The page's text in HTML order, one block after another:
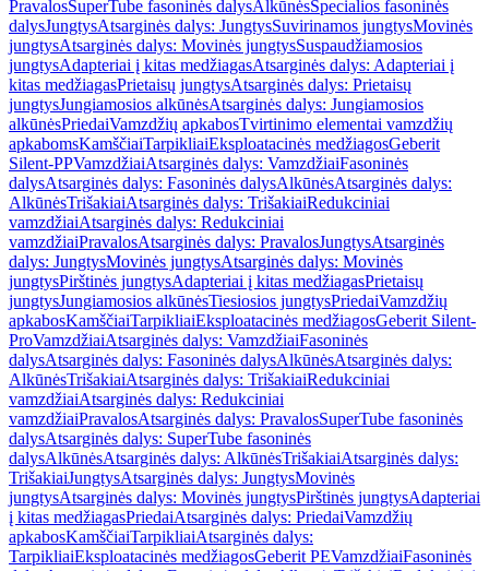
PravalosSuperTube fasoninės dalysAlkūnėsSpecialios fasoninės
dalysJungtysAtsarginės dalys: JungtysSuvirinamos jungtysMovinės
jungtysAtsarginės dalys: Movinės jungtysSuspaudžiamosios
jungtysAdapteriai į kitas medžiagasAtsarginės dalys: Adapteriai į
kitas medžiagasPrietaisų jungtysAtsarginės dalys: Prietaisų
jungtysJungiamosios alkūnėsAtsarginės dalys: Jungiamosios
alkūnėsPriedaiVamzdžių apkabosTvirtinimo elementai vamzdžių
apkabomsKamščiaiTarpikliaiEksploatacinės medžiagosGeberit
Silent-PPVamzdžiaiAtsarginės dalys: VamzdžiaiFasoninės
dalysAtsarginės dalys: Fasoninės dalysAlkūnėsAtsarginės dalys:
AlkūnėsTrišakiaiAtsarginės dalys: TrišakiaiRedukciniai
vamzdžiaiAtsarginės dalys: Redukciniai
vamzdžiaiPravalosAtsarginės dalys: PravalosJungtysAtsarginės
dalys: JungtysMovinės jungtysAtsarginės dalys: Movinės
jungtysPirštinės jungtysAdapteriai į kitas medžiagasPrietaisų
jungtysJungiamosios alkūnėsTiesiosios jungtysPriedaiVamzdžių
apkabosKamščiaiTarpikliaiEksploatacinės medžiagosGeberit Silent-
ProVamzdžiaiAtsarginės dalys: VamzdžiaiFasoninės
dalysAtsarginės dalys: Fasoninės dalysAlkūnėsAtsarginės dalys:
AlkūnėsTrišakiaiAtsarginės dalys: TrišakiaiRedukciniai
vamzdžiaiAtsarginės dalys: Redukciniai
vamzdžiaiPravalosAtsarginės dalys: PravalosSuperTube fasoninės
dalysAtsarginės dalys: SuperTube fasoninės
dalysAlkūnėsAtsarginės dalys: AlkūnėsTrišakiaiAtsarginės dalys:
TrišakiaiJungtysAtsarginės dalys: JungtysMovinės
jungtysAtsarginės dalys: Movinės jungtysPirštinės jungtysAdapteriai
į kitas medžiagasPriedaiAtsarginės dalys: PriedaiVamzdžių
apkabosKamščiaiTarpikliaiAtsarginės dalys:
TarpikliaiEksploatacinės medžiagosGeberit PEVamzdžiaiFasoninės